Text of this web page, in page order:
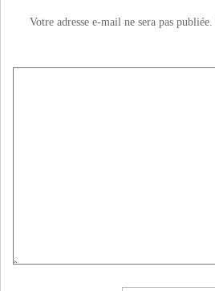
Votre adresse e-mail ne sera pas publiée.